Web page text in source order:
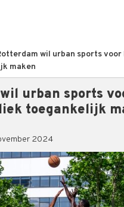
wil urban sports voor
maken
urban sports
toegankelijk
2024